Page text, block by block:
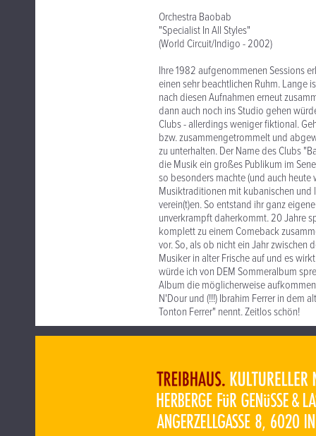
Orchestra Baobab
"Specialist In All Styles"
(World Circuit/Indigo - 2002)
Ihre 1982 aufgenommenen Sessions
einen sehr beachtlichen Ruhm. Lange
nach diesen Aufnahmen erneut
dann auch noch ins Studio gehen
Clubs - allerdings weniger fiktional.
bzw. zusammengetrommelt und
zu unterhalten. Der Name des Clubs
die Musik ein großes Publikum im
so besonders machte (und auch
Musiktraditionen mit kubanischen und
verein(t)en. So entstand ihr ganz
unverkrampft daherkommt. 20 Jahre
komplett zu einem Comeback
vor. So, als ob nicht ein Jahr
Musiker in alter Frische auf und es
würde ich von DEM Sommeralbum
Album die möglicherweise
N'Dour und (!!!) Ibrahim Ferrer in dem
Tonton Ferrer" nennt. Zeitlos schön!